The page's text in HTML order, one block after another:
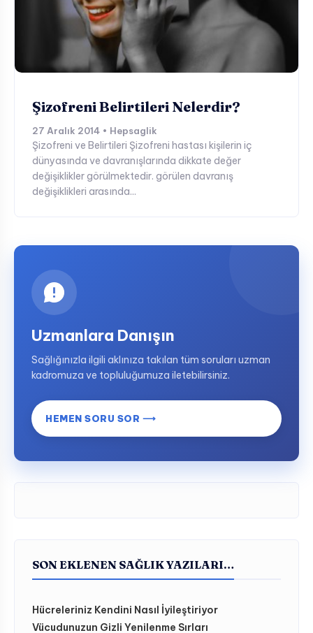
Şizofreni Belirtileri Nelerdir?
27 Aralık 2014 • Hepsaglik
Şizofreni ve Belirtileri Şizofreni hastası kişilerin iç
dünyasında ve davranışlarında dikkate değer
değişiklikler görülmektedir. görülen davranış
değişiklikleri arasında...
Uzmanlara Danışın
Sağlığınızla ilgili aklınıza takılan tüm soruları uzman
kadromuza ve topluluğumuza iletebilirsiniz.
HEMEN SORU SOR ⟶
SON EKLENEN SAĞLIK YAZILARI…
Hücreleriniz Kendini Nasıl İyileştiriyor
Vücudunuzun Gizli Yenilenme Sırları